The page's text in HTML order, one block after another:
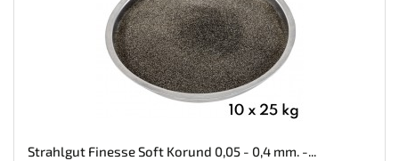
Strahlgut Finesse Soft Korund 0,05 - 0,4 mm. -...